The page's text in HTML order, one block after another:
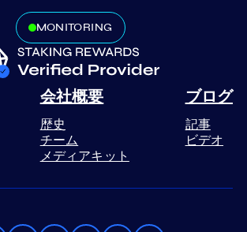
MONITORING
会社概要
歴史
チーム
メディアキット
ブログ
記事
ビデオ